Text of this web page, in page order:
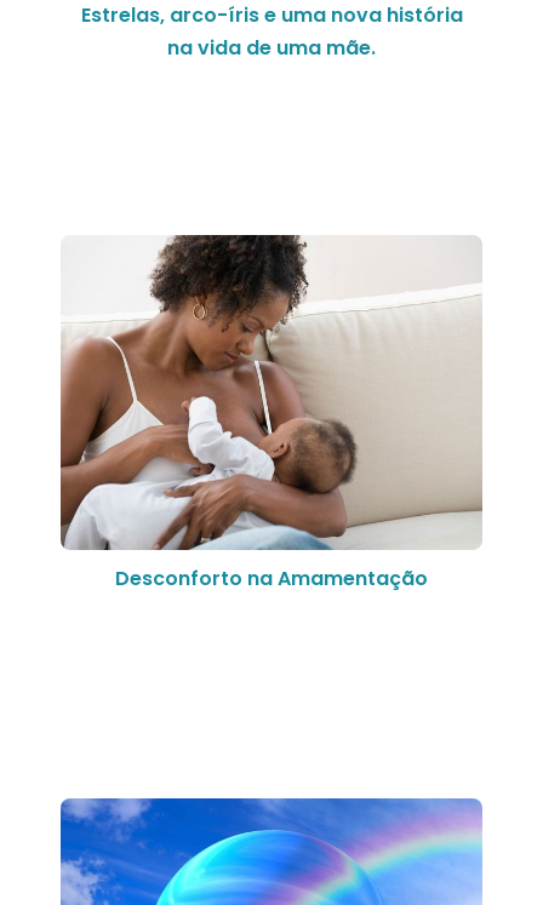
Estrelas, arco-íris e uma nova história
na vida de uma mãe.
Desconforto na Amamentação